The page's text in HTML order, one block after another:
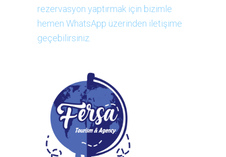
rezervasyon yaptırmak için bizimle
hemen WhatsApp üzerinden iletişime
geçebilirsiniz.